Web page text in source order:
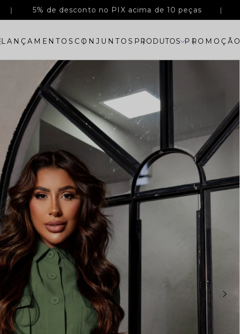
5% de desconto no PIX acima de 10 peças
LANÇAMENTOS CONJUNTOS PRODUTOS PROMOÇÃO